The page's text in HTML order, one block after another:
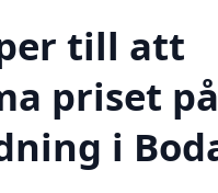
till att
priset på
i